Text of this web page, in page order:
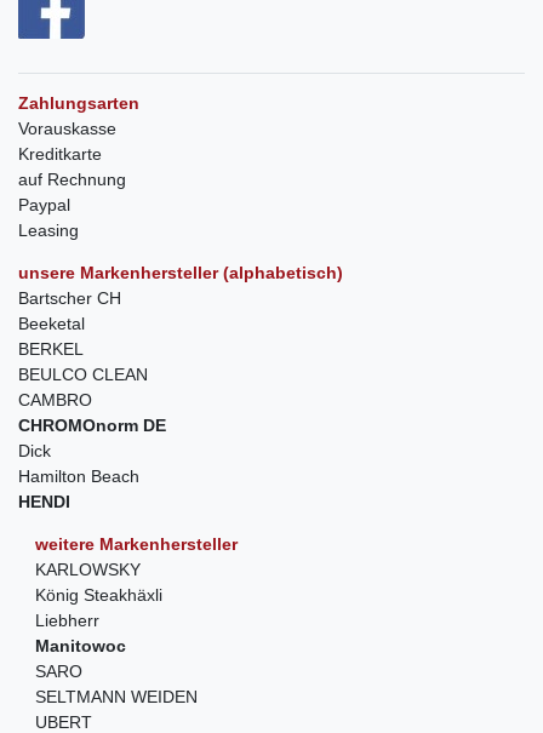
Zahlungsarten
Vorauskasse
Kreditkarte
auf Rechnung
Paypal
Leasing
unsere Markenhersteller (alphabetisch)
Bartscher CH
Beeketal
BERKEL
BEULCO CLEAN
CAMBRO
CHROMOnorm DE
Dick
Hamilton Beach
HENDI
weitere Markenhersteller
KARLOWSKY
König Steakhäxli
Liebherr
Manitowoc
SARO
SELTMANN WEIDEN
UBERT